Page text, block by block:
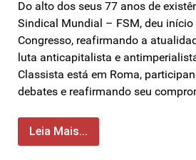
Do alto dos seus 77 anos de
Sindical Mundial – FSM, deu início
Congresso, reafirmando a
luta anticapitalista e
Classista está em Roma,
debates e reafirmando seu
Leia Mais...